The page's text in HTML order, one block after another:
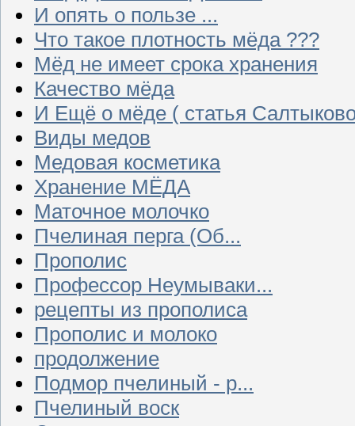
И опять о пользе ...
Что такое плотность мёда ???
Мёд не имеет срока хранения
Качество мёда
И Ещё о мёде ( статья
Виды медов
Медовая косметика
Хранение МЁДА
Маточное молочко
Пчелиная перга (Об...
Прополис
Профессор Неумываки...
рецепты из прополиса
Прополис и молоко
продолжение
Подмор пчелиный - р...
Пчелиный воск